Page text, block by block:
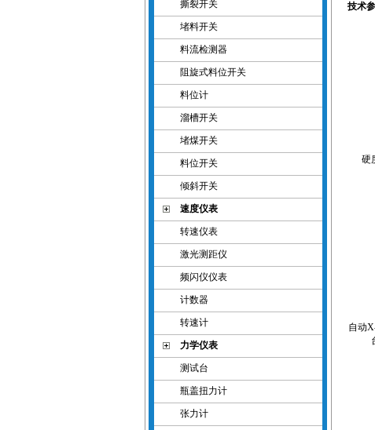
撕裂开关
堵料开关
料流检测器
阻旋式料位开关
料位计
溜槽开关
堵煤开关
料位开关
倾斜开关
速度仪表
转速仪表
激光测距仪
频闪仪仪表
计数器
转速计
力学仪表
测试台
瓶盖扭力计
张力计
技术
硬
自动